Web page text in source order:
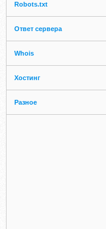
Robots.txt
Ответ сервера
Whois
Хостинг
Разное